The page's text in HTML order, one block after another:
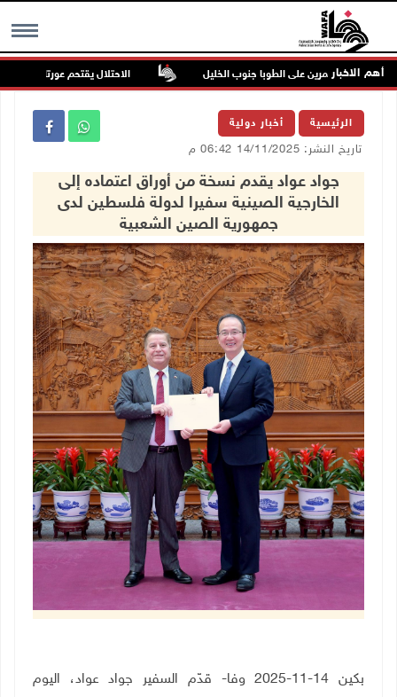
MENU أهم الاخبار
للمستعمرين على الطوبا جنوب الخليل الاحتلال يقتحم عورتا جنوب نابلس
الرئيسية أخبار دولية
تاريخ النشر: 14/11/2025 06:42 م
جواد عواد يقدم نسخة من أوراق اعتماده إلى
الخارجية الصينية سفيرا لدولة فلسطين لدى
جمهورية الصين الشعبية
بكين 14-11-2025 وفا- قدّم السفير جواد عواد، اليوم